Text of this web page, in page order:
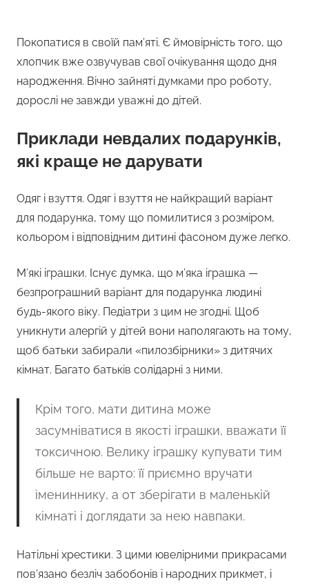
Покопатися в своїй пам’яті. Є ймовірність того, що
хлопчик вже озвучував свої очікування щодо дня
народження. Вічно зайняті думками про роботу,
дорослі не завжди уважні до дітей.
Приклади невдалих подарунків,
які краще не дарувати
Одяг і взуття. Одяг і взуття не найкращий варіант
для подарунка, тому що помилитися з розміром,
кольором і відповідним дитині фасоном дуже легко.
М’які іграшки. Існує думка, що м’яка іграшка —
безпрограшний варіант для подарунка людині
будь-якого віку. Педіатри з цим не згодні. Щоб
уникнути алергій у дітей вони наполягають на тому,
щоб батьки забирали «пилозбірники» з дитячих
кімнат. Багато батьків солідарні з ними.
Крім того, мати дитина може
засумніватися в якості іграшки, вважати її
токсичною. Велику іграшку купувати тим
більше не варто: її приємно вручати
імениннику, а от зберігати в маленькій
кімнаті і доглядати за нею навпаки.
Натільні хрестики. З цими ювелірними прикрасами
пов’язано безліч забобонів і народних прикмет, і